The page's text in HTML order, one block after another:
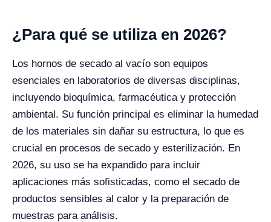
¿Para qué se utiliza en 2026?
Los hornos de secado al vacío son equipos
esenciales en laboratorios de diversas disciplinas,
incluyendo bioquímica, farmacéutica y protección
ambiental. Su función principal es eliminar la humedad
de los materiales sin dañar su estructura, lo que es
crucial en procesos de secado y esterilización. En
2026, su uso se ha expandido para incluir
aplicaciones más sofisticadas, como el secado de
productos sensibles al calor y la preparación de
muestras para análisis.